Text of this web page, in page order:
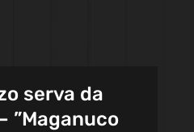
serva da
”Maganuco